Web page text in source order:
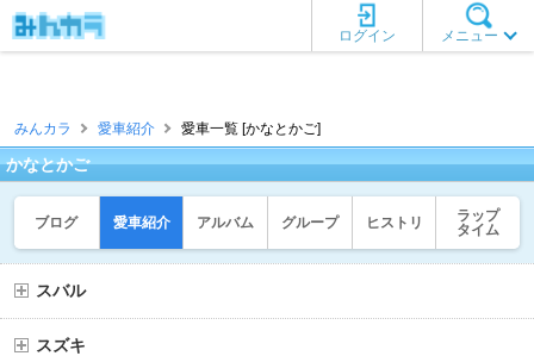
メニュー
ログイン
みんカラ 愛車紹介 愛車一覧 [かなとかご]
かなとかご
ブログ 愛車紹介 アルバム グループ ヒストリ
ラップ
タイム
スバル
スズキ